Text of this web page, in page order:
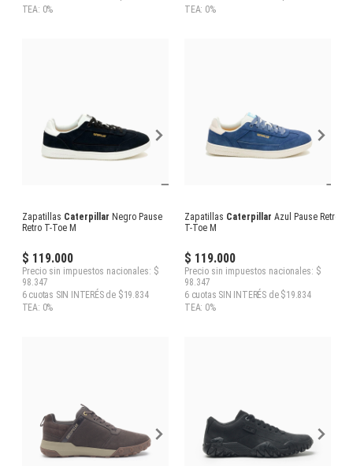
TEA: 0%
TEA: 0%
Zapatillas Caterpillar Negro Pause
Retro T-Toe M
$ 119.000
Precio sin impuestos nacionales: $
98.347
6 cuotas SIN INTERÉS de $19.834
TEA: 0%
Zapatillas Caterpillar Azul Pause Retro
T-Toe M
$ 119.000
Precio sin impuestos nacionales: $
98.347
6 cuotas SIN INTERÉS de $19.834
TEA: 0%